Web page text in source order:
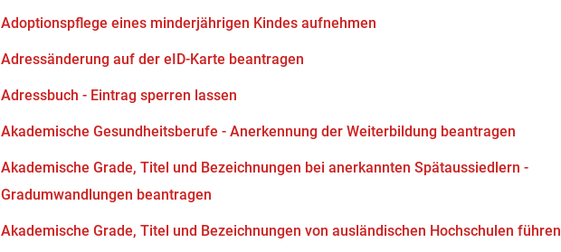
Adoptionspflege eines minderjährigen Kindes aufnehmen
Adressänderung auf der eID-Karte beantragen
Adressbuch - Eintrag sperren lassen
Akademische Gesundheitsberufe - Anerkennung der Weiterbildung beantragen
Akademische Grade, Titel und Bezeichnungen bei anerkannten Spätaussiedlern -
Gradumwandlungen beantragen
Akademische Grade, Titel und Bezeichnungen von ausländischen Hochschulen führen